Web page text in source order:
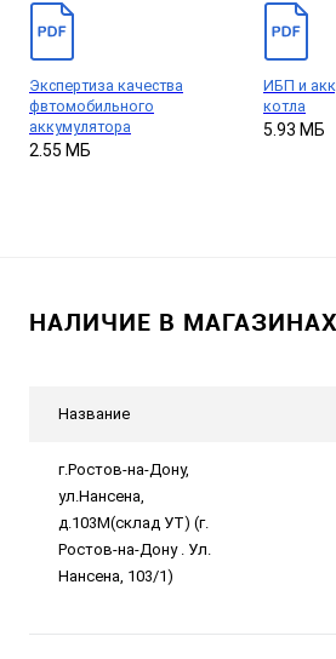
Экспертиза качества
фвтомобильного
аккумулятора
2.55 МБ
ИБП и
котла
5.93 МБ
НАЛИЧИЕ В МАГАЗИНАХ
Название
г.Ростов-на-Дону,
ул.Нансена,
д.103М(склад УТ) (г.
Ростов-на-Дону . Ул.
Нансена, 103/1)